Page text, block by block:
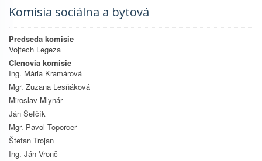
Komisia sociálna a bytová
Predseda komisie
Vojtech Legeza
Členovia komisie
Ing. Mária Kramárová
Mgr. Zuzana Lesňáková
Miroslav Mlynár
Ján Šefčík
Mgr. Pavol Toporcer
Štefan Trojan
Ing. Ján Vronč